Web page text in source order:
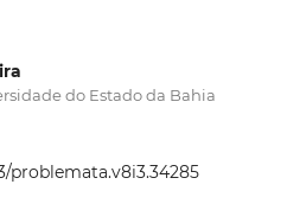
do Estado da Bahia
problemata.v8i3.34285